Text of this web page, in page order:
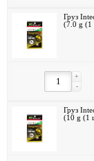
Груз
(7.0 g (1
-
+
Груз
(10 g (1